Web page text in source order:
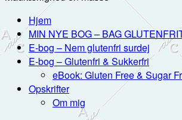
Hjem
MIN NYE BOG – BAG
E-bog – Nem glutenfri surdej
E-bog – Glutenfri & Sukkerfri
eBook: Gluten Free & Sugar
Opskrifter
Om mig